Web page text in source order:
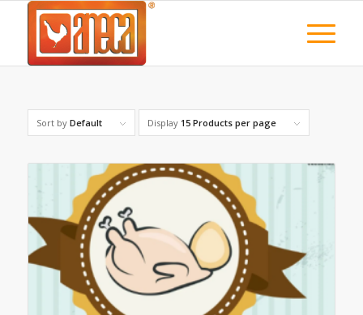
Sort by Default Display 15 Products per page